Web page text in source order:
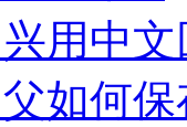
用中
如何